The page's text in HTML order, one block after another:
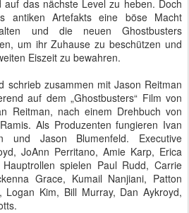
das nächste Level zu heben. Doch
antiken Artefakts eine böse Macht
und die neuen Ghostbusters
um ihr Zuhause zu beschützen und
Eiszeit zu bewahren.
schrieb zusammen mit Jason Reitman
auf dem „Ghostbusters“ Film von
Reitman, nach einem Drehbuch von
Als Produzenten fungieren Ivan
und Jason Blumenfeld. Executive
JoAnn Perritano, Amie Karp, Erica
spielen Paul Rudd, Carrie
Grace, Kumail Nanjiani, Patton
Logan Kim, Bill Murray, Dan Aykroyd,